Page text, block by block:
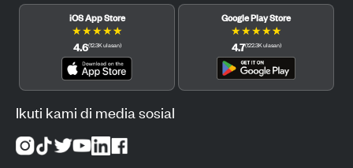
iOS App Store
★★★★★
4.6(12.3Kulasan)
Google Play Store
★★★★★
4.7(122.3Kulasan)
Ikuti kami di media sosial